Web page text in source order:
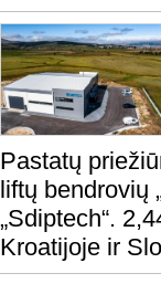
Pastatų
liftų bendrovių
„Sdiptech“.
Kroatijoje ir